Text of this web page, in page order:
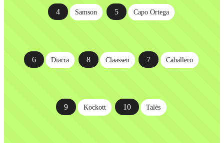
4 Samson 5 Capo Ortega
6 Diarra 8 Claassen 7 Caballero
9 Kockott 10 Talès